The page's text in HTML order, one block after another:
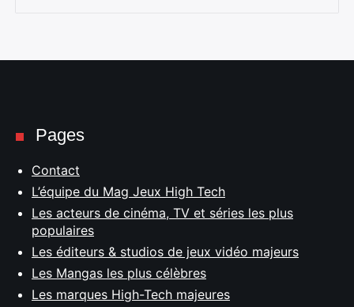
Pages
Contact
L’équipe du Mag Jeux High Tech
Les acteurs de cinéma, TV et séries les plus
populaires
Les éditeurs & studios de jeux vidéo majeurs
Les Mangas les plus célèbres
Les marques High-Tech majeures